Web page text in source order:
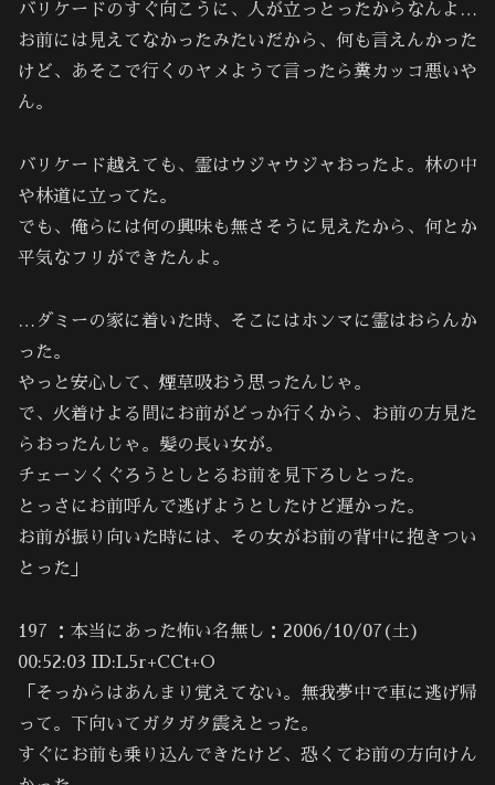
バリケードのすぐ向こうに、人が立っとったからなんよ…
お前には見えてなかったみたいだから、何も言えんかった
けど、あそこで行くのヤメようて言ったら糞カッコ悪いや
ん。
バリケード越えても、霊はウジャウジャおったよ。林の中
や林道に立ってた。
でも、俺らには何の興味も無さそうに見えたから、何とか
平気なフリができたんよ。
…ダミーの家に着いた時、そこにはホンマに霊はおらんか
った。
やっと安心して、煙草吸おう思ったんじゃ。
で、火着けよる間にお前がどっか行くから、お前の方見た
らおったんじゃ。髪の長い女が。
チェーンくぐろうとしとるお前を見下ろしとった。
とっさにお前呼んで逃げようとしたけど遅かった。
お前が振り向いた時には、その女がお前の背中に抱きつい
とった」
197 ：本当にあった怖い名無し：2006/10/07(土)
00:52:03 ID:L5r+CCt+O
「そっからはあんまり覚えてない。無我夢中で車に逃げ帰
って。下向いてガタガタ震えとった。
すぐにお前も乗り込んできたけど、恐くてお前の方向けん